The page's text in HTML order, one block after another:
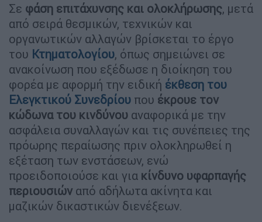
Σε φάση επιτάχυνσης και ολοκλήρωσης, μετά
από σειρά θεσμικών, τεχνικών και
οργανωτικών αλλαγών βρίσκεται το έργο
του Κτηματολογίου, όπως σημειώνει σε
ανακοίνωση που εξέδωσε η διοίκηση του
φορέα με αφορμή την ειδική έκθεση του
Ελεγκτικού Συνεδρίου που έκρουε τον
κώδωνα του κινδύνου αναφορικά με την
ασφάλεια συναλλαγών και τις συνέπειες της
πρόωρης περαίωσης πριν ολοκληρωθεί η
εξέταση των ενστάσεων, ενώ
προειδοποιούσε και για κίνδυνο υφαρπαγής
περιουσιών από αδήλωτα ακίνητα και
μαζικών δικαστικών διενέξεων.